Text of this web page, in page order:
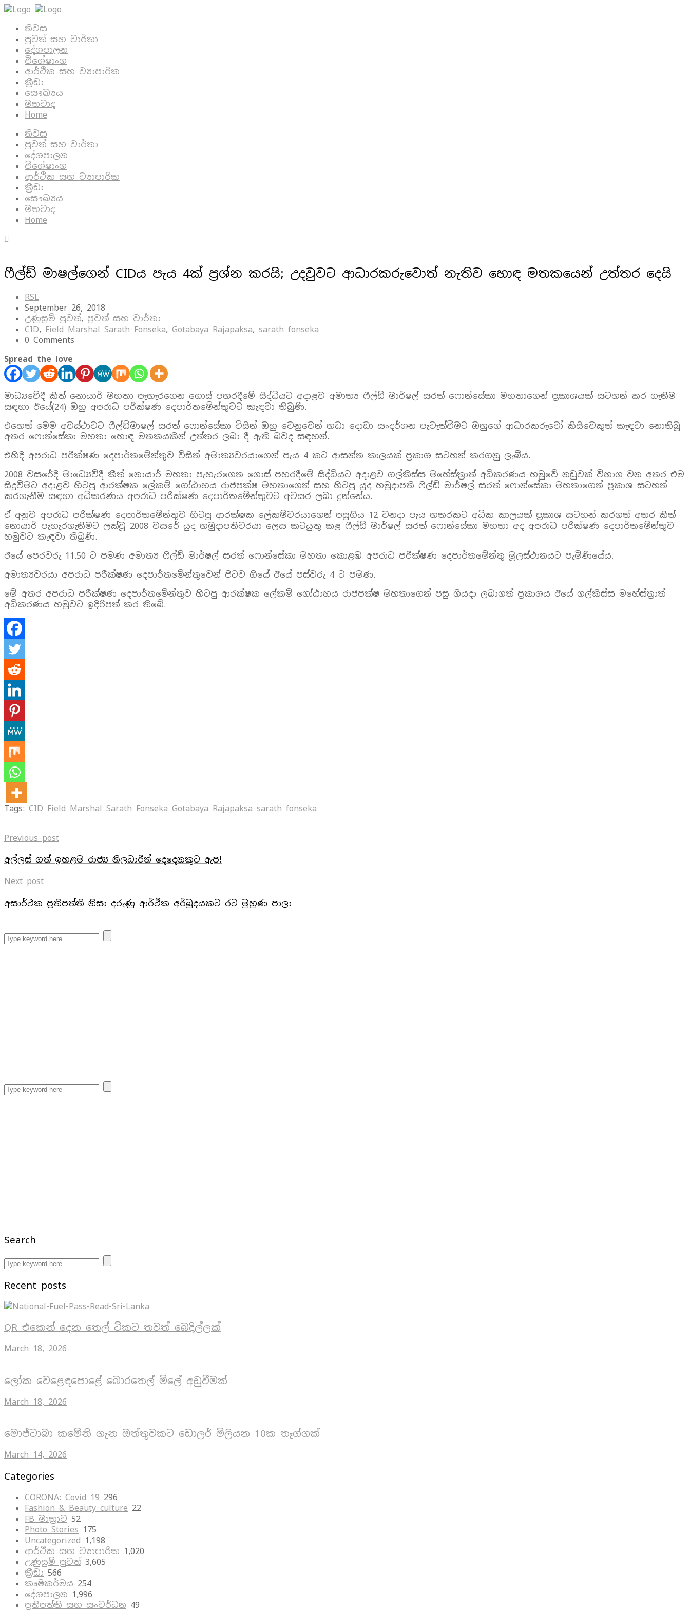
නිවස
පුවත් සහ වාර්තා
දේශපාලන
විශේෂාංග
ආර්ථික සහ ව්‍යාපාරික
ක්‍රීඩා
සෞඛ්‍යය
මතවාද
Home
නිවස
පුවත් සහ වාර්තා
දේශපාලන
විශේෂාංග
ආර්ථික සහ ව්‍යාපාරික
ක්‍රීඩා
සෞඛ්‍යය
මතවාද
Home
ෆීල්ඩ් මාෂල්ගෙන් CIDය පැය 4ක් ප්‍රශ්න කරයි; උදවුවට ආධාරකරුවොත් නැතිව හොඳ මතකයෙන් උත්තර දෙයි
RSL
September 26, 2018
උණුසුම් පුවත්, පුවත් සහ වාර්තා
CID, Field Marshal Sarath Fonseka, Gotabaya Rajapaksa, sarath fonseka
0 Comments
Spread the love
මාධ්‍යවේදී කීත් නොයාර් මහතා පැහැරගෙන ගොස් පහරදීමේ සිද්ධියට අදාළව අමාත්‍ය ෆීල්ඩ් මාර්ෂල් සරත් ෆොන්සේකා මහතාගෙන් ප්‍රකාශයක් සටහන් කර ගැනීම
සඳහා ඊයේ(24) ඔහු අපරාධ පරීක්ෂණ දෙපාර්තමේන්තුවට කැඳවා තිබුණි.
එහෙත් මෙම අවස්ථාවට ෆීල්ඩ්මාෂල් සරත් ෆොන්සේකා විසින් ඔහු වෙනුවෙන් හඩා දොඩා සංදර්ශන පැවැත්වීමට ඔහුගේ ආධාරකරුවෝ කිසිවෙකුත් කැඳවා නොතිබූ
අතර ෆොන්සේකා මහතා හොඳ මතකයකින් උත්තර ලබා දී ඇති බවද සඳහන්.
එහිදී අපරාධ පරීක්ෂණ දෙපාර්තමේන්තුව විසින් අමාත්‍යවරයාගෙන් පැය 4 කට ආසන්න කාලයක් ප්‍රකාශ සටහන් කරගනු ලැබීය.
2008 වසරේදී මාධ්‍යෙව්දී කීත් නොයාර් මහතා පැහැරගෙන ගොස් පහරදීමේ සිද්ධියට අදාළව ගල්කිස්ස මහේස්ත්‍රාත් අධිකරණය හමුවේ නඩුවක් විභාග වන අතර එම
සිදුවීමට අදාළව හිටපු ආරක්ෂක ලේකම් ගෝඨාභය රාජපක්ෂ මහතාගෙන් සහ හිටපු යුද හමුදාපති ෆීල්ඩ් මාර්ෂල් සරත් ෆොන්සේකා මහතාගෙන් ප්‍රකාශ සටහන්
කරගැනීම සඳහා අධිකරණය අපරාධ පරීක්ෂණ දෙපාර්තමේන්තුවට අවසර ලබා දුන්නේය.
ඒ අනුව අපරාධ පරීක්ෂණ දෙපාර්තමේන්තුව හිටපු ආරක්ෂක ලේකම්වරයාගෙන් පසුගිය 12 වනදා පැය හතරකට අධික කාලයක් ප්‍රකාශ සටහන් කරගත් අතර කීත්
නොයාර් පැහැරගැනීමට ලක්වූ 2008 වසරේ යුද හමුදාපතිවරයා ලෙස කටයුතු කළ ෆීල්ඩ් මාර්ෂල් සරත් ෆොන්සේකා මහතා අද අපරාධ පරීක්ෂණ දෙපාර්තමේන්තුව
හමුවට කැඳවා තිබුණි.
ඊයේ පෙරවරු 11.50 ට පමණ අමාත්‍ය ෆීල්ඩ් මාර්ෂල් සරත් ෆොන්සේකා මහතා කොළඹ අපරාධ පරීක්ෂණ දෙපාර්තමේන්තු මූලස්ථානයට පැමිණියේය.
අමාත්‍යවරයා අපරාධ පරීක්ෂණ දෙපාර්තමේන්තුවෙන් පිටව ගියේ ඊයේ පස්වරු 4 ට පමණ.
මේ අතර අපරාධ පරීක්ෂණ දෙපාර්තමේන්තුව හිටපු ආරක්ෂක ලේකම් ගෝඨාභය රාජපක්ෂ මහතාගෙන් පසු ගියදා ලබාගත් ප්‍රකාශය ඊයේ ගල්කිස්ස මහේස්ත්‍රාත්
අධිකරණය හමුවට ඉදිරිපත් කර තිබේ.
Tags: CID Field Marshal Sarath Fonseka Gotabaya Rajapaksa sarath fonseka
Previous post
අල්ලස් ගත් ඉහළම රාජ්‍ය නිලධාරීන් දෙදෙනකුට ඇප!
Next post
අසාර්ථක ප්‍රතිපත්ති නිසා දරුණු ආර්ථික අර්බුදයකට රට මුහුණ පාලා
Search
Recent posts
QR එකෙන් දෙන තෙල් ටිකට තවත් බෙදිල්ලක්
March 18, 2026
ලෝක වෙළෙඳපොළේ බොරතෙල් මිලේ අඩුවීමක්
March 18, 2026
මොජ්ටාබා කමේනි ගැන ඔත්තුවකට ඩොලර් මිලියන 10ක තෑග්ගක්
March 14, 2026
Categories
CORONA: Covid 19 296
Fashion & Beauty culture 22
FB මාත්‍රාව 52
Photo Stories 175
Uncategorized 1,198
ආර්ථික සහ ව්‍යාපාරික 1,020
උණුසුම් පුවත් 3,605
ක්‍රීඩා 566
කෘෂිකර්මය 254
දේශපාලන 1,996
ප්‍රතිපත්ති සහ සංවර්ධන 49